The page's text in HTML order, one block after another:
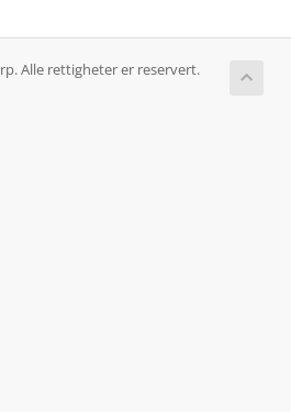
Alle rettigheter er reservert.